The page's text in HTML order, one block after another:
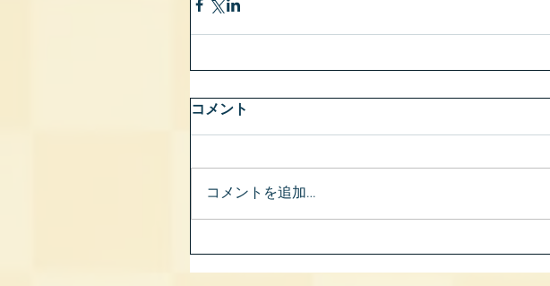
コメント
コメントを追加…